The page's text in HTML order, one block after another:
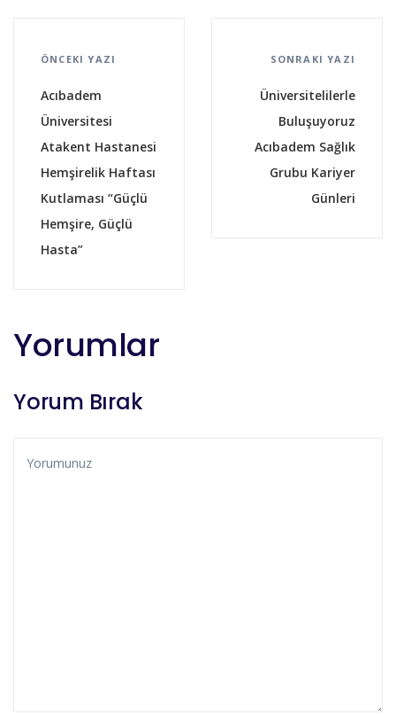
ÖNCEKI YAZI
Acıbadem
Üniversitesi
Atakent Hastanesi
Hemşirelik Haftası
Kutlaması “Güçlü
Hemşire, Güçlü
Hasta”
SONRAKI YAZI
Üniversitelilerle
Buluşuyoruz
Acıbadem Sağlık
Grubu Kariyer
Günleri
Yorumlar
Yorum Bırak